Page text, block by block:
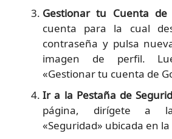
Gestionar tu Cuenta de
cuenta para la cual
contraseña y pulsa
imagen de perfil.
«Gestionar tu cuenta de
Ir a la Pestaña de
página, dirígete a
«Seguridad» ubicada en